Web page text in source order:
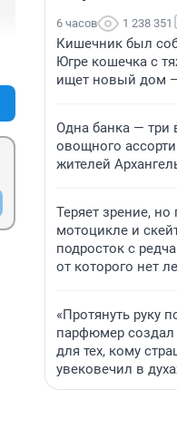
6 часов 1 238 351
Кишечник был
Югре кошечка с
ищет новый дом
Одна банка — три
овощного
жителей
Теряет зрение, но
мотоцикле и
подросток с
от которого нет
«Протянуть руку
парфюмер
для тех, кому
увековечил в